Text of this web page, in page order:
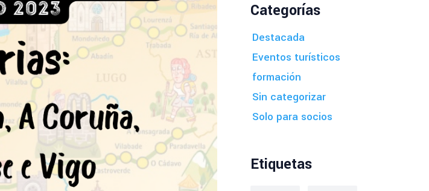
Categorías
Destacada
Eventos turísticos
formación
Sin categorizar
Solo para socios
Etiquetas